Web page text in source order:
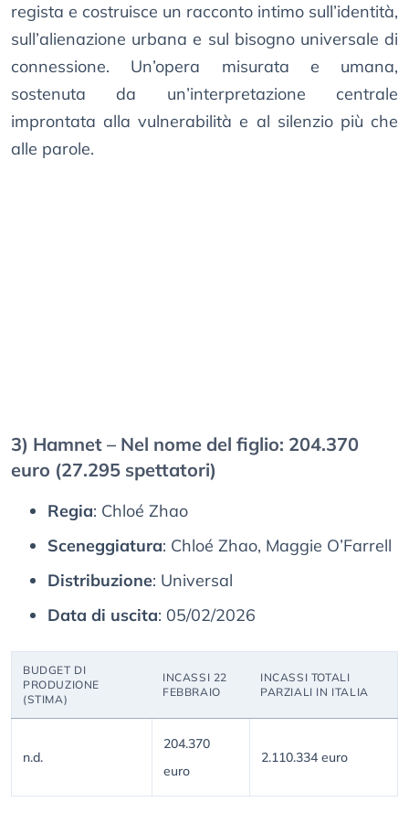
regista e costruisce un racconto intimo sull’identità,
sull’alienazione urbana e sul bisogno universale di
connessione. Un’opera misurata e umana,
sostenuta da un’interpretazione centrale
improntata alla vulnerabilità e al silenzio più che
alle parole.
3) Hamnet – Nel nome del figlio: 204.370
euro (27.295 spettatori)
Regia: Chloé Zhao
Sceneggiatura: Chloé Zhao, Maggie O’Farrell
Distribuzione: Universal
Data di uscita: 05/02/2026
BUDGET DI
PRODUZIONE
(STIMA)
INCASSI 22
FEBBRAIO
INCASSI TOTALI
PARZIALI IN ITALIA
n.d.
204.370
euro
2.110.334 euro